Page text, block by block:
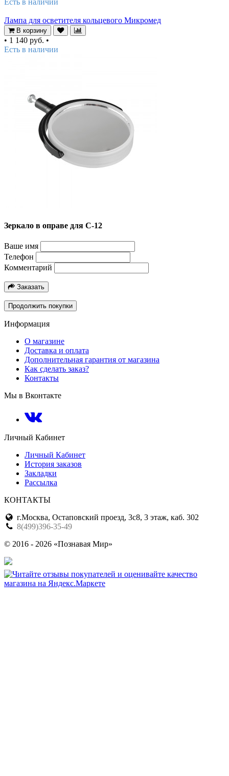
Есть в наличии
Лампа для осветителя кольцевого Микромед
В корзину
• 1 140 руб. •
Есть в наличии
Зеркало в оправе для С-12
Ваше имя
Телефон
Комментарий
Заказать
Продолжить покупки
Информация
О магазине
Доставка и оплата
Дополнительная гарантия от магазина
Как сделать заказ?
Контакты
Мы в Вконтакте
Личный Кабинет
Личный Кабинет
История заказов
Закладки
Рассылка
КОНТАКТЫ
г.Москва, Остаповский проезд, 3с8, 3 этаж, каб. 302
8(499)396-35-49
© 2016 - 2026 «Познавая Мир»